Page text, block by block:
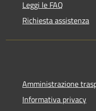
Leggi le FAQ
Richiesta assistenza
Amministrazione
Informativa privacy